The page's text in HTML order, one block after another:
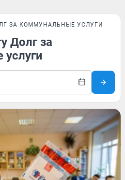
ЗА КОММУНАЛЬНЫЕ УСЛУГИ
Долг за